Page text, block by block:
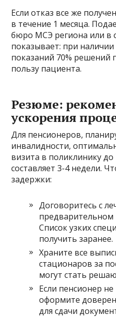
Если отказ все же
в течение 1 месяца.
бюро МСЭ региона или в
показывает: при
показаний 70% решений
пользу пациента.
Резюме:
ускорения
Для пенсионеров,
инвалидности,
визита в поликлинику
составляет 3-4 недели.
задержки:
Договоритесь с
предварительном
Список узких
получить заранее.
Храните все
стационаров за
могут стать
Если пенсионер
оформите
для сдачи